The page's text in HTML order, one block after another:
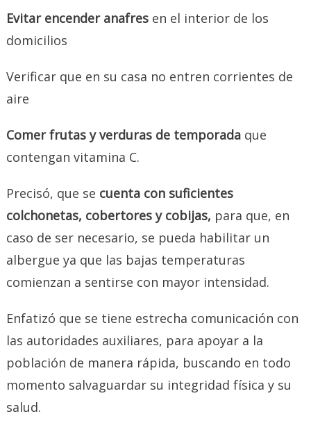
Evitar encender anafresen el interior de los
domicilios
Verificar que en su casa no entren corrientes de
aire
Comer frutas y verduras de temporadaque
contengan vitamina C.
Precisó, que se cuenta con suficientes
colchonetas, cobertores y cobijas, para que, en
caso de ser necesario, se pueda habilitar un
albergue ya que las bajas temperaturas
comienzan a sentirse con mayor intensidad.
Enfatizó que se tiene estrecha comunicación con
las autoridades auxiliares, para apoyar a la
población de manera rápida, buscando en todo
momento salvaguardar su integridad física y su
salud.